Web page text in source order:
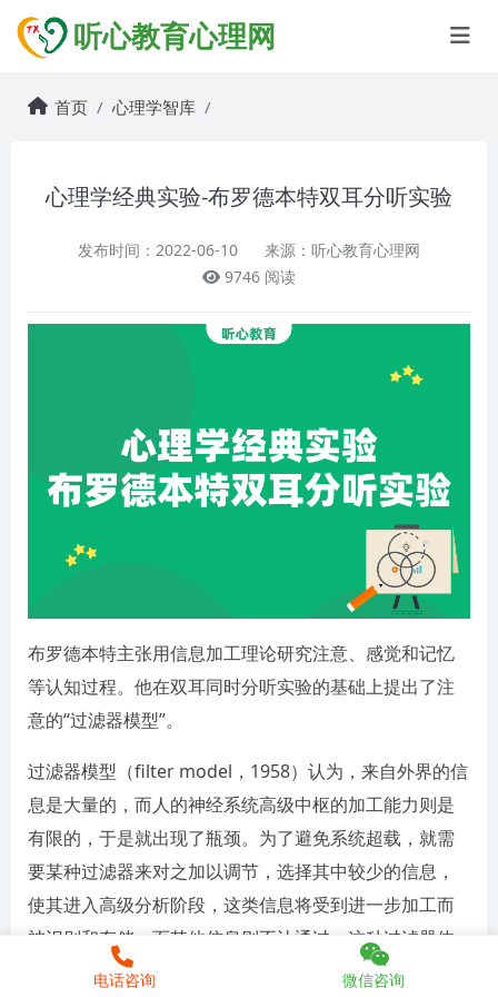
听心教育心理网
首页 心理学智库
心理学经典实验-布罗德本特双耳分听实验
发布时间：2022-06-10
来源：听心教育心理网
9746 阅读
布罗德本特主张用信息加工理论研究注意、感觉和记忆
等认知过程。他在双耳同时分听实验的基础上提出了注
意的“过滤器模型”。
过滤器模型（filter model，1958）认为，来自外界的信
息是大量的，而人的神经系统高级中枢的加工能力则是
有限的，于是就出现了瓶颈。为了避免系统超载，就需
要某种过滤器来对之加以调节，选择其中较少的信息，
使其进入高级分析阶段，这类信息将受到进一步加工而
被识别和存储，而其他信息则不让通过。这种过滤器体
现着注意的选择功能。因此这种理论被称为“注意的过滤
电话咨询 微信咨询